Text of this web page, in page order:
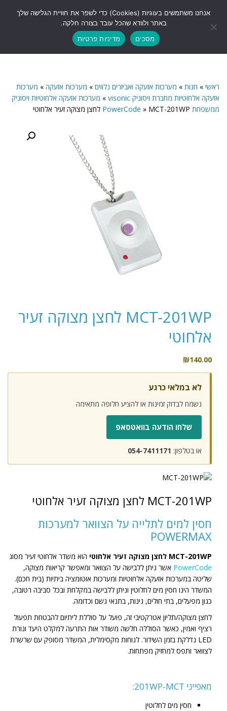
תפריט
ראשי » חנות » מערכות אזעקה ואביזרים נלווים » מערכות אזעקה » מערכות
אזעקה אלחוטיות מחברת ויסוניק visonic
» מערכות אזעקה אלחוטיות ויסוניק
ממשפחת PowerCode
» MCT-201WP לחצן מצוקה זעיר אלחוטי
MCT-201WP לחצן מצוקה זעיר
אלחוטי
₪140.00
לא במלאי כרגע
נשמח לבדוק זמינות או להציע חלופה מתאימה
שלחו הודעה בוואטסאפ
או בטלפון: 054-7411171
MCT-201WP לחצן מצוקה זעיר אלחוטי
חסין למים לתלייה על הצוואר למערכות
POWERMAX
MCT-201WP לחצן מצוקה זעיר אלחוטי
הוא משדר אלחוטי זעיר מסוג
PowerCode אשר ניתן ללבישה על הצוואר ומאפשר קריאות מצוקה,
שליטה במערכות אזעקה אלחוטיות ומערכות אוטומציה ביתיות (בית חכם).
המשדר הינו חסין מים לחלוטין וניתן ללבישה במקלחת ובכל סביבה רטובה,
כגון מפעלים, בתי חולים, גינות, בתנאי גשם וכדומה.
לחצן מצוקה/תליון אטרקטיבי זה, פועל על סוללת ליתיום להבטחת תפעול
רציף ואמין, כאשר הסוללה חלשה משודר אות התרעה למקלט היעד ונורת
LED נדלקת בזמן השידור. לנוחות מקסימלית, המשדר מסופק עם שרשרת
לצוואר ותפס למחזיק מפתחות.
מאפייני 201WP-MCT:
חסין מים לחלוטין
אנחנו משתמשים בעוגיות (Cookies) כדי לשפר את חוויית הגלישה שלך
באתר ולוודא שהכל עובד בצורה חלקה.
מסכים
מדיניות פרטיות